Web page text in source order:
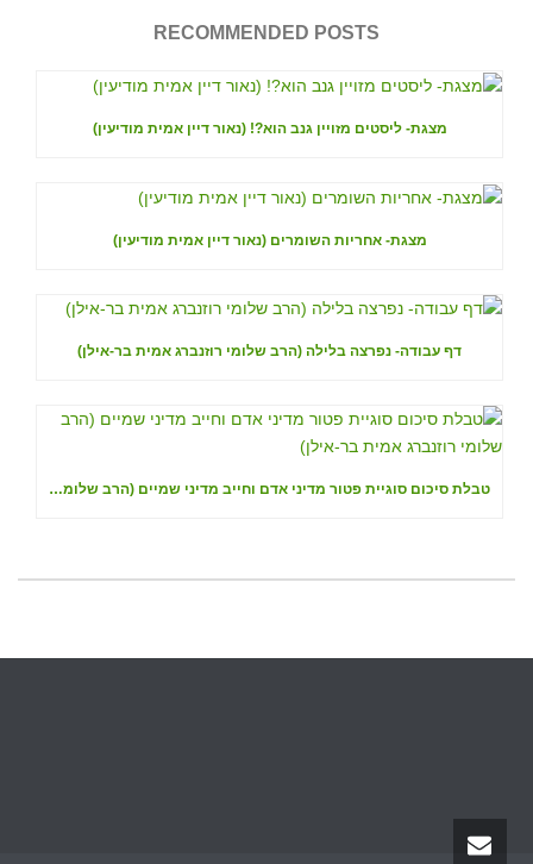
RECOMMENDED POSTS
מצגת- ליסטים מזויין גנב הוא?! (נאור דיין אמית מודיעין)
מצגת- אחריות השומרים (נאור דיין אמית מודיעין)
דף עבודה- נפרצה בלילה (הרב שלומי רוזנברג אמית בר-אילן)
טבלת סיכום סוגיית פטור מדיני אדם וחייב מדיני שמיים (הרב שלומי רוזנברג אמית בר-אילן)